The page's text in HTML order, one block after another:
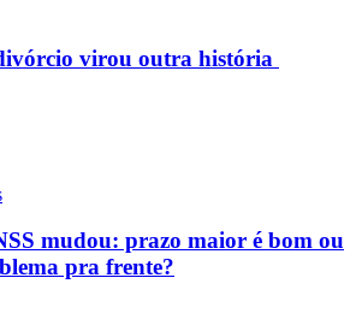
virou outra história
mudou: prazo maior é bom ou
pra frente?